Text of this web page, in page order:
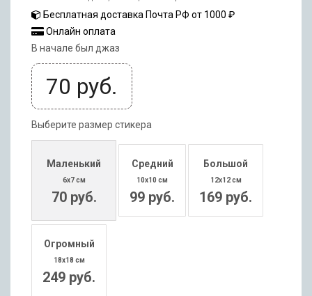
Бесплатная доставка Почта РФ от 1000 ₽
Онлайн оплата
В начале был джаз
70 руб.
Выберите размер стикера
Маленький
6x7 см
70 руб.
Средний
10x10 см
99 руб.
Большой
12x12 см
169 руб.
Огромный
18x18 см
249 руб.